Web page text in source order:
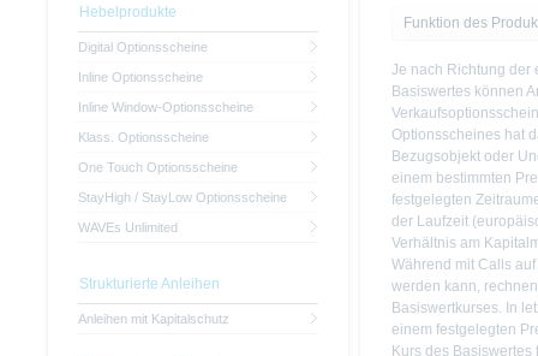
Funktion des
Je nach Richtung der
Basiswertes können
Optionsscheines hat
Bezugsobjekt oder
einem bestimmten
festgelegten
der Laufzeit
Verhältnis am
Während mit Calls
werden kann,
Basiswertkurses. In
einem festgelegten
Kurs des
Hebelprodukte
Digital Optionsscheine
Inline Optionsscheine
Inline Window-Optionsscheine
Klass. Optionsscheine
One Touch Optionsscheine
StayHigh / StayLow Optionsscheine
WAVEs Unlimited
Strukturierte Anleihen
Anleihen mit Kapitalschutz